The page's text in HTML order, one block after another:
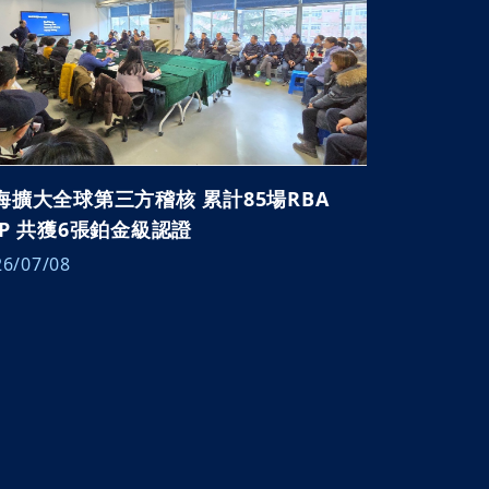
擴大全球第三方稽核 累計85場RBA
共獲6張鉑金級認證
07/08